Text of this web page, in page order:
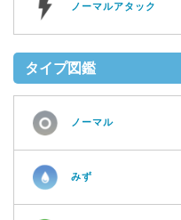
ノーマルアタック
タイプ図鑑
ノーマル
みず